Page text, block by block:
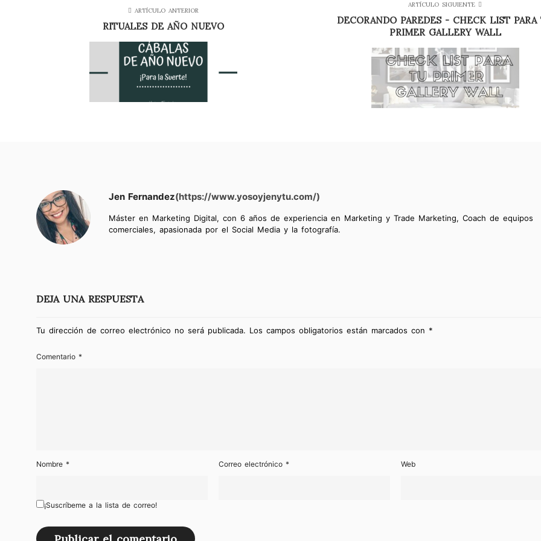
ARTÍCULO ANTERIOR
RITUALES DE AÑO NUEVO
ARTÍCULO SIGUIENTE
DECORANDO PAREDES - CHECK LIST PARA
PRIMER GALLERY WALL
Jen Fernandez(https://www.yosoyjenytu.com/)
Máster en Marketing Digital, con 6 años de experiencia en Marketing y Trade Marketing, Coach de equipos
comerciales, apasionada por el Social Media y la fotografía.
DEJA UNA RESPUESTA
Tu dirección de correo electrónico no será publicada. Los campos obligatorios están marcados con *
Comentario *
Nombre * Correo electrónico * Web
¡Suscríbeme a la lista de correo!